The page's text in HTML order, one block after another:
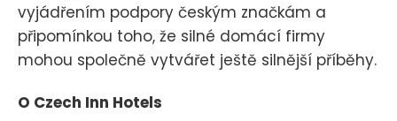
vyjádřením podpory českým značkám a
připomínkou toho, že silné domácí firmy
mohou společně vytvářet ještě silnější příběhy.
O Czech Inn Hotels